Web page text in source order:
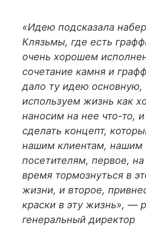
«Идею подсказала
Клязьмы, где есть
очень хорошем
сочетание камня и
дало ту идею основную,
используем жизнь как
наносим на нее что-то,
сделать концепт,
нашим клиентам, нашим
посетителям, первое, на
время тормознуться в
жизни, и второе,
краски в эту жизнь», —
генеральный директор